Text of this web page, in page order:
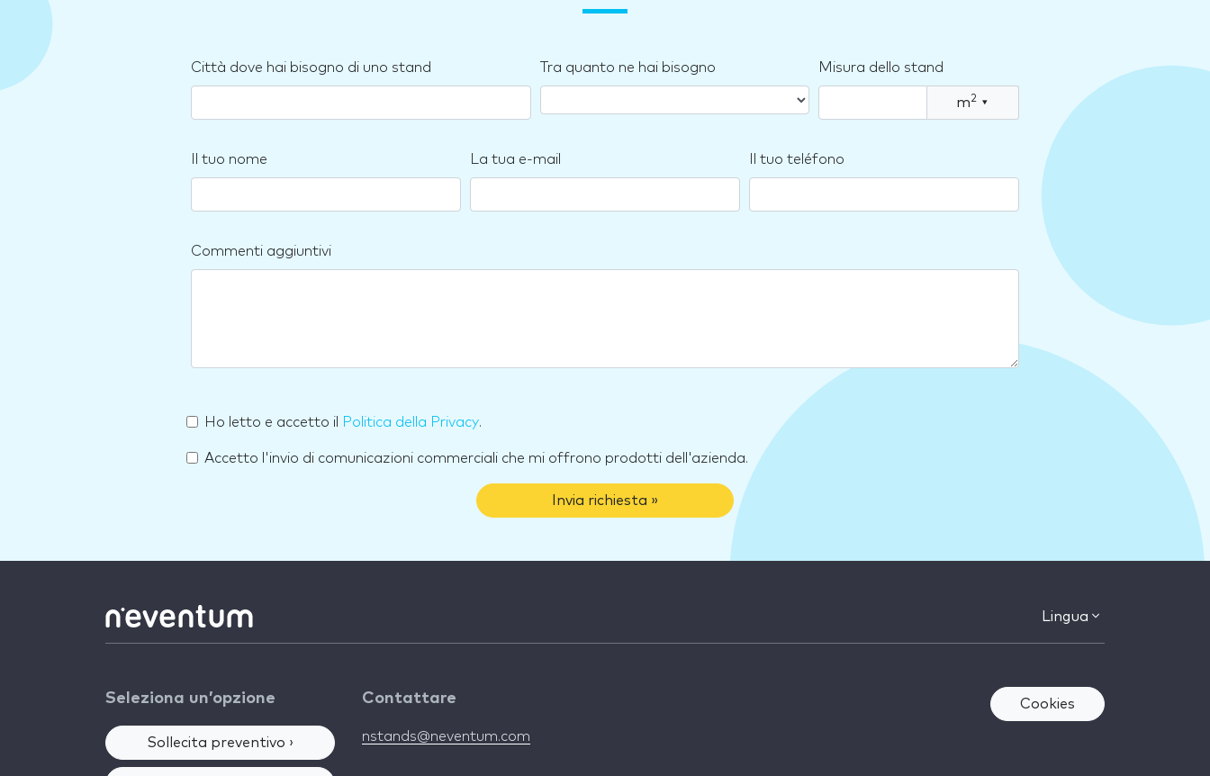
Città dove hai bisogno di uno stand Tra quanto ne hai bisogno Misura dello stand
m2 ▾
Il tuo nome La tua e-mail Il tuo teléfono
Commenti aggiuntivi
Ho letto e accetto il Politica della Privacy.
Accetto l'invio di comunicazioni commerciali che mi offrono prodotti dell'azienda.
Invia richiesta »
Lingua
Seleziona un’opzione
Sollecita preventivo ›
Contattare
nstands@neventum.com
Cookies